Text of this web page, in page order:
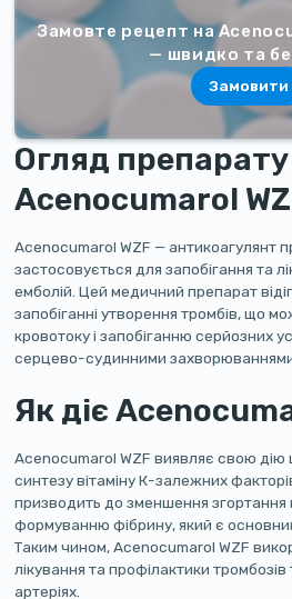
Огляд препарату
Acenocumarol
Acenocumarol WZF — антикоагулянт
застосовується для запобігання та
емболій. Цей медичний препарат
запобіганні утворення тромбів, що
кровотоку і запобіганню серйозних
серцево-судинними
Як діє
Acenocumarol WZF виявляє свою дію
синтезу вітаміну К-залежних
призводить до зменшення згортання
формуванню фібрину, який є
Таким чином, Acenocumarol WZF
лікування та профілактики тромбозів
артеріях.
Замовте рецепт на
— швидко та
Замовити